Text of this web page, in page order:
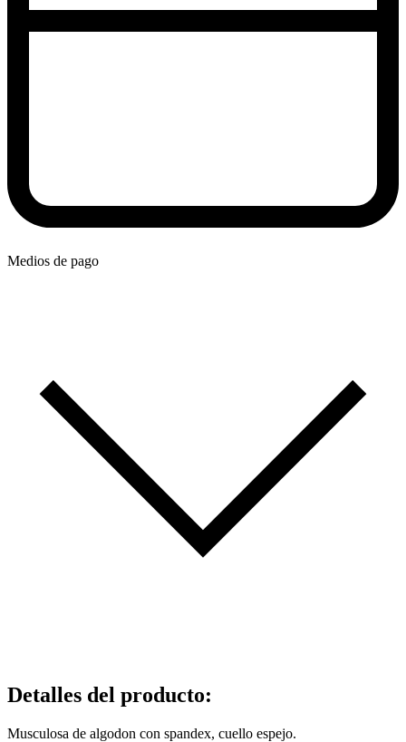
Medios de pago
Detalles del producto:
Musculosa de algodon con spandex, cuello espejo.